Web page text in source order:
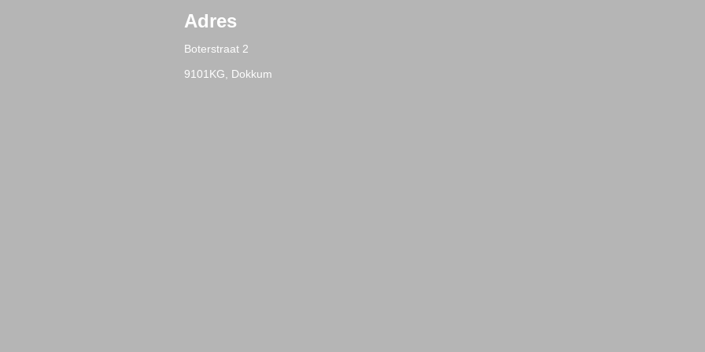
Adres
Boterstraat 2
9101KG, Dokkum